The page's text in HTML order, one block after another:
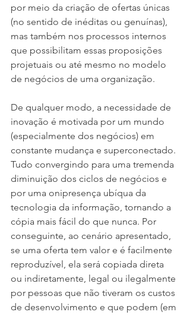
por meio da criação de ofertas únicas
(no sentido de inéditas ou genuínas),
mas também nos processos internos
que possibilitam essas proposições
projetuais ou até mesmo no modelo
de negócios de uma organização.
De qualquer modo, a necessidade de
inovação é motivada por um mundo
(especialmente dos negócios) em
constante mudança e superconectado.
Tudo convergindo para uma tremenda
diminuição dos ciclos de negócios e
por uma onipresença ubíqua da
tecnologia da informação, tornando a
cópia mais fácil do que nunca. Por
conseguinte, ao cenário apresentado,
se uma oferta tem valor e é facilmente
reproduzível, ela será copiada direta
ou indiretamente, legal ou ilegalmente
por pessoas que não tiveram os custos
de desenvolvimento e que podem (em